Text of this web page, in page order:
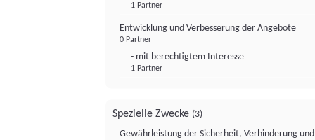
1 Partner
Entwicklung und Verbesserung der Angebote
0 Partner
- mit berechtigtem Interesse
1 Partner
Spezielle Zwecke (3)
Gewährleistung der Sicherheit, Verhinderung